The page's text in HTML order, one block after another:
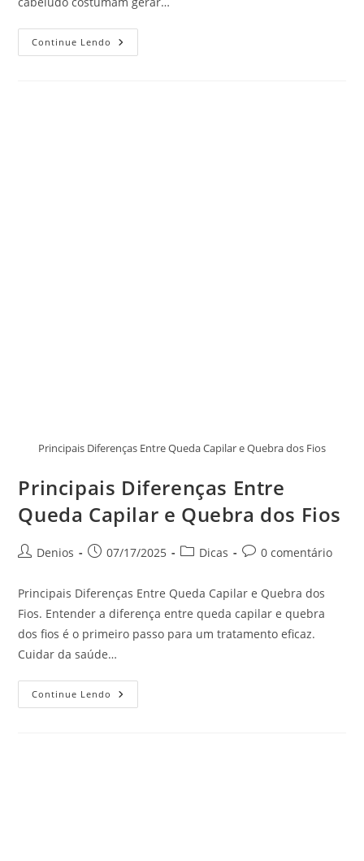
Continue Lendo
Principais Diferenças Entre Queda Capilar e Quebra dos Fios
Principais Diferenças Entre
Queda Capilar e Quebra dos Fios
Denios 07/17/2025 Dicas 0 comentário
Principais Diferenças Entre Queda Capilar e Quebra dos
Fios. Entender a diferença entre queda capilar e quebra
dos fios é o primeiro passo para um tratamento eficaz.
Cuidar da saúde…
Continue Lendo